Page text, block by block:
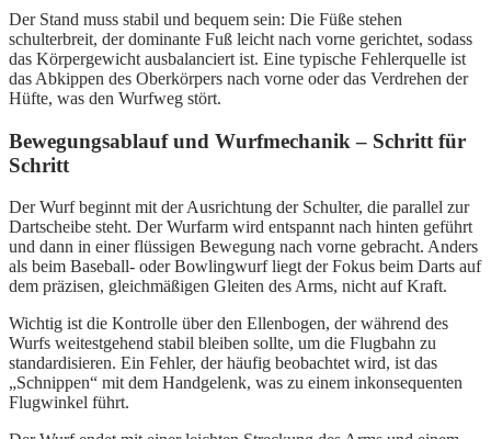
Der Stand muss stabil und bequem sein: Die Füße stehen
schulterbreit, der dominante Fuß leicht nach vorne gerichtet, sodass
das Körpergewicht ausbalanciert ist. Eine typische Fehlerquelle ist
das Abkippen des Oberkörpers nach vorne oder das Verdrehen der
Hüfte, was den Wurfweg stört.
Bewegungsablauf und Wurfmechanik – Schritt für
Schritt
Der Wurf beginnt mit der Ausrichtung der Schulter, die parallel zur
Dartscheibe steht. Der Wurfarm wird entspannt nach hinten geführt
und dann in einer flüssigen Bewegung nach vorne gebracht. Anders
als beim Baseball- oder Bowlingwurf liegt der Fokus beim Darts auf
dem präzisen, gleichmäßigen Gleiten des Arms, nicht auf Kraft.
Wichtig ist die Kontrolle über den Ellenbogen, der während des
Wurfs weitestgehend stabil bleiben sollte, um die Flugbahn zu
standardisieren. Ein Fehler, der häufig beobachtet wird, ist das
„Schnippen“ mit dem Handgelenk, was zu einem inkonsequenten
Flugwinkel führt.